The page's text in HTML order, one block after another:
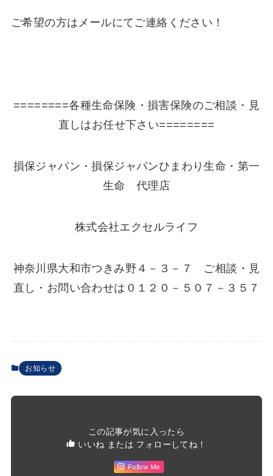
ご希望の方はメールにてご連絡ください！
========各種生命保険・損害保険のご相談・見
直しはお任せ下さい========
損保ジャパン・損保ジャパンひまわり生命・第一
生命 代理店
株式会社エクセルライフ
神奈川県大和市つきみ野４－３－７ ご相談・見
直し・お問い合わせは０１２０－５０７－３５７
お知らせ
この記事が気に入ったら
いいね または フォローしてね！
Follow Me